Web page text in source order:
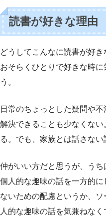
読書が好きな理由
どうしてこんなに読書が好き
おそらくひとりで好きな時
う。
日常のちょっとした疑問や
解決できることも少なくな
る。でも、家族とは話さない
仲がいい方だと思うが、うち
個人的な趣味の話を一方的
ないための配慮というか、
人的な趣味の話を気兼ねな